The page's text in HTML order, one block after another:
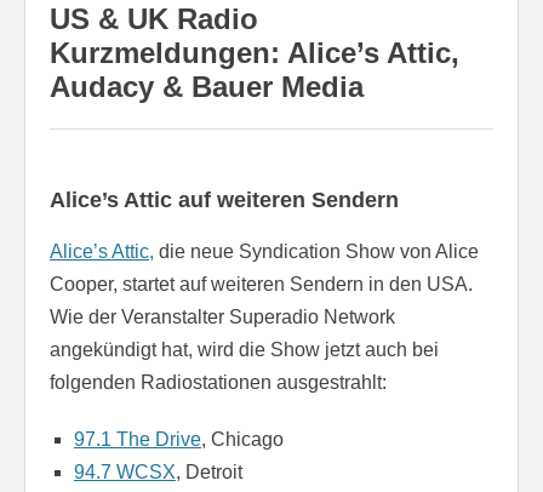
US & UK Radio
Kurzmeldungen: Alice’s Attic,
Audacy & Bauer Media
Alice’s Attic auf weiteren Sendern
Alice’s Attic, die neue Syndication Show von Alice
Cooper, startet auf weiteren Sendern in den USA.
Wie der Veranstalter Superadio Network
angekündigt hat, wird die Show jetzt auch bei
folgenden Radiostationen ausgestrahlt:
97.1 The Drive, Chicago
94.7 WCSX, Detroit